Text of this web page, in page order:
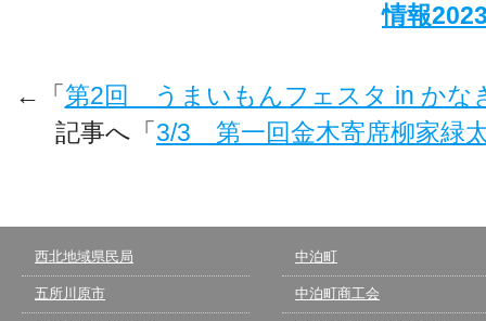
情報
←「第2回 うまいもんフェスタ in かな
記事へ「3/3 第一回金木寄席柳家緑
西北地域県民局
五所川原市
中泊町
中泊町商工会